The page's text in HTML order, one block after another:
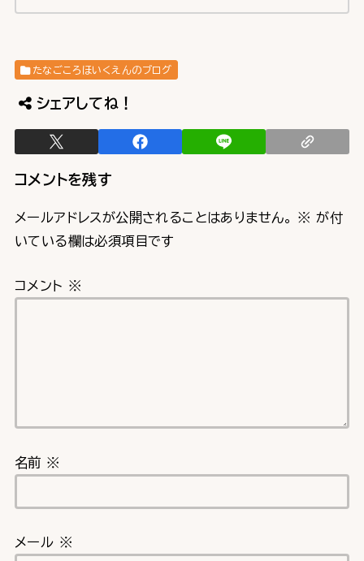
たなごころほいくえんのブログ
シェアしてね！
コメントを残す
メールアドレスが公開されることはありません。 ※ が付
いている欄は必須項目です
コメント ※
名前 ※
メール ※